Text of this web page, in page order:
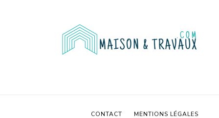
CONTACT MENTIONS LÉGALES